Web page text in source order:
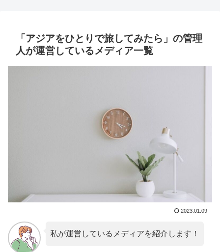
「アジアをひとりで旅してみたら」の管理
人が運営しているメディア一覧
2023.01.09
私が運営しているメディアを紹介します！